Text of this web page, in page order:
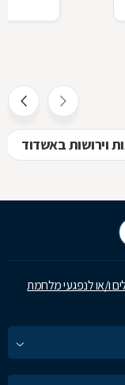
וירושות באשדוד
ו/או לנפגעי מלחמת